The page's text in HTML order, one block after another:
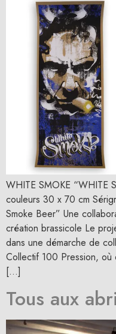
WHITE SMOKE “WHITE
couleurs 30 x 70 cm
Smoke Beer” Une
création brassicole Le
dans une démarche de
Collectif 100 Pression, où
[…]
Tous aux